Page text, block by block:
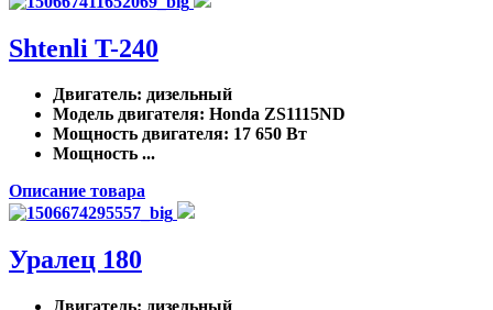
Shtenli T-240
Двигатель: дизельный
Модель двигателя: Honda ZS1115ND
Мощность двигателя: 17 650 Вт
Мощность ...
Описание товара
Уралец 180